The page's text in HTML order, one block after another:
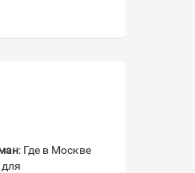
: Где в Москве